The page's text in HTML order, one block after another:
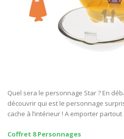
Quel sera le personnage Star ? En
découvrir qui est le personnage
cache à l’intérieur ! A emporter
Coffret 8 Personnages